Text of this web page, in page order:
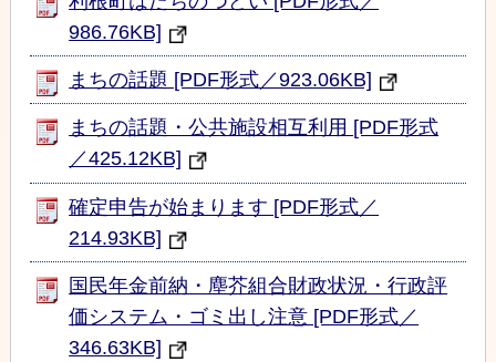
986.76KB]
まちの話題 [PDF形式／923.06KB]
まちの話題・公共施設相互利用 [PDF形式
／425.12KB]
確定申告が始まります [PDF形式／
214.93KB]
国民年金前納・塵芥組合財政状況・行政評
価システム・ゴミ出し注意 [PDF形式／
346.63KB]